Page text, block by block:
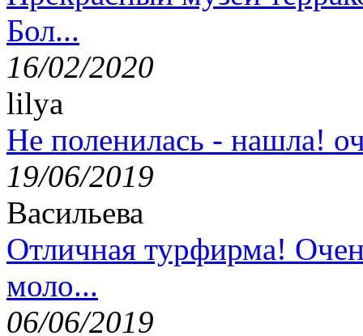
Бол...
16/02/2020
lilya
Не поленилась - нашла!
19/06/2019
Васильева
Отличная турфирма!
моло...
06/06/2019